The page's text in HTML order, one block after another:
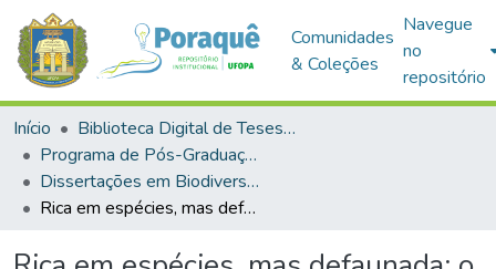
Comunidades
& Coleções
Navegue
no
repositório
Início
Biblioteca Digital de Teses e Dissertações (BDTD)
Programa de Pós-Graduação em Biodiversidade (PPGBEES)
Dissertações em Biodiversidade (Mestrado)
Rica em espécies, mas defaunada: o caso de mamíferos de médio e grande porte de uma área protegida na Amazônia